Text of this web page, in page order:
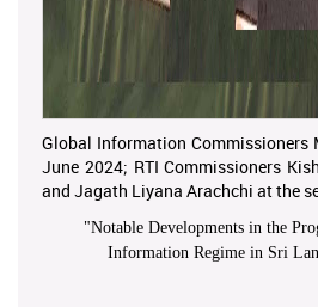
Global Information Commissioners
June 2024; RTI Commissioners
and Jagath Liyana Arachchi at the
"Notable Developments in the
Information Regime in Sri